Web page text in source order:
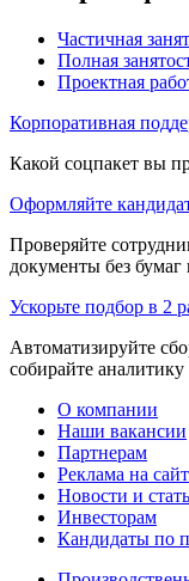
Частичная
Полная
Проектная
Корпоративная
Какой соцпакет вы
Оформляйте
Проверяйте
документы без
Ускорьте подбор в 2
Автоматизируйте
собирайте
О компании
Наши вакансии
Партнерам
Реклама на
Новости и
Инвесторам
Кандидаты по